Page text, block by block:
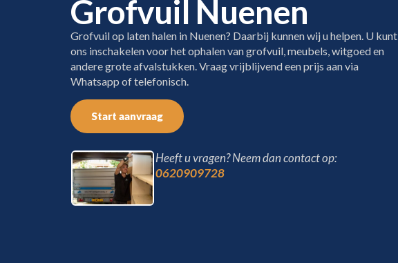
Grofvuil Nuenen
Grofvuil op laten halen in Nuenen? Daarbij kunnen wij u helpen. U kunt
ons inschakelen voor het ophalen van grofvuil, meubels, witgoed en
andere grote afvalstukken. Vraag vrijblijvend een prijs aan via
Whatsapp of telefonisch.
Start aanvraag
Heeft u vragen? Neem dan contact op:
0620909728